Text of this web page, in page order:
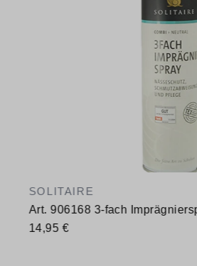
SOLITAIRE
Art. 906168 3-fach
14,95 €